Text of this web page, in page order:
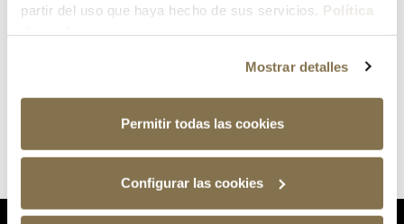
partir del uso que haya hecho de sus servicios. Política
Mostrar detalles
Permitir todas las cookies
Configurar las cookies